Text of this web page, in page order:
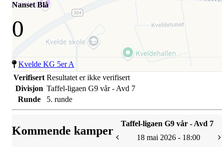
Nanset Blå
0
Kvelde KG 5er A
Verifisert Resultatet er ikke verifisert
Divisjon Taffel-ligaen G9 vår - Avd 7
Runde
5. runde
Kommende kamper
Taffel-ligaen G9 vår - Avd 7
18 mai 2026 - 18:00